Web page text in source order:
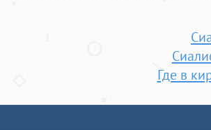
Где в